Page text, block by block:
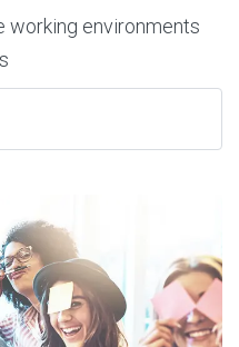
working environments